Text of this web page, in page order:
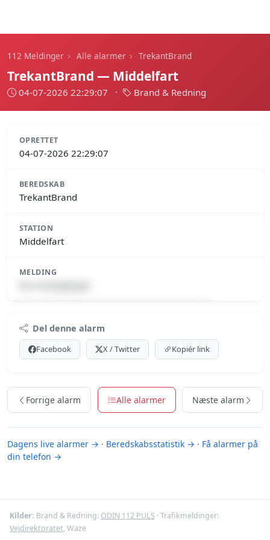
112 Meldinger › Alle alarmer › TrekantBrand
TrekantBrand — Middelfart
04-07-2026 22:29:07 · Brand & Redning
OPRETTET
04-07-2026 22:29:07
BEREDSKAB
TrekantBrand
STATION
Middelfart
MELDING
Premium indhold
Log ind med Premium for at se meldingen.
Se Premium-muligheder
Del denne alarm
Facebook X / Twitter Kopiér link
Forrige alarm Alle alarmer Næste alarm
Dagens live alarmer → · Beredskabsstatistik → · Få alarmer på
din telefon →
Kilder: Brand & Redning: ODIN 112 PULS · Trafikmeldinger:
Vejdirektoratet, Waze